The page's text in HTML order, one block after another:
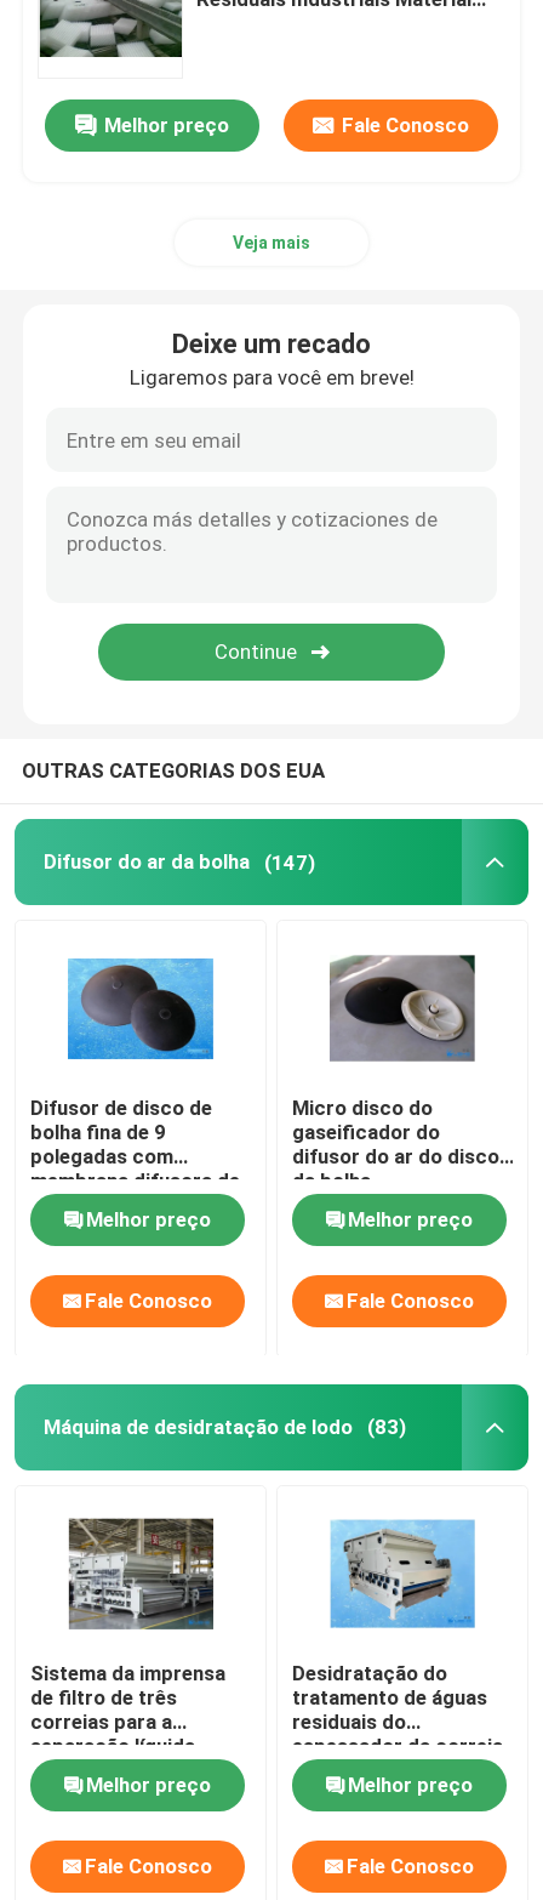
Difusor do ar da bolha
Máquina de desidratação de lodo
Separador líquido contínuo
Enchimento do tratamento da água
Bioreactor da membrana
Misturador estático
Melhor preço Fale Conosco
Veja mais
Deixe um recado
Ligaremos para você em breve!
OUTRAS CATEGORIAS DOS EUA
Difusor do ar da bolha (147)
Difusor de disco de
bolha fina de 9
polegadas com
membrana difusora de
cone de ar Epdm
Melhor preço
Fale Conosco
Micro disco do
gaseificador do
difusor do ar do disco
da bolha
Melhor preço
Fale Conosco
Máquina de desidratação de lodo (83)
Sistema da imprensa
de filtro de três
correias para a
separação líquida
contínua
Melhor preço
Fale Conosco
Desidratação do
tratamento de águas
residuais do
espessador da correia
da gravidade da lama
Melhor preço
Fale Conosco